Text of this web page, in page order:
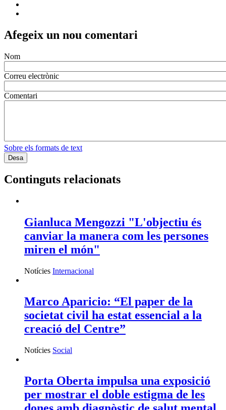
Afegeix un nou comentari
Nom
Correu electrònic
Comentari
Sobre els formats de text
Continguts relacionats
Gianluca Mengozzi "L'objectiu és
canviar la manera com les persones
miren el món"
Notícies Internacional
Marco Aparicio: “El paper de la
societat civil ha estat essencial a la
creació del Centre”
Notícies Social
Porta Oberta impulsa una exposició
per mostrar el doble estigma de les